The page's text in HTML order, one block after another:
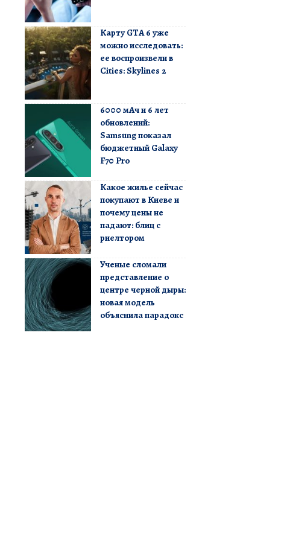
Карту GTA 6 уже
можно исследовать:
ее воспроизвели в
Cities: Skylines 2
6000 мАч и 6 лет
обновлений:
Samsung показал
бюджетный Galaxy
F70 Pro
Какое жилье сейчас
покупают в Киеве и
почему цены не
падают: блиц с
риелтором
Ученые сломали
представление о
центре черной дыры:
новая модель
объяснила парадокс